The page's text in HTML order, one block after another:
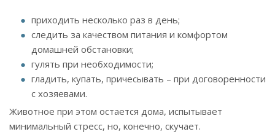
приходить несколько раз в день;
следить за качеством питания и комфортом
домашней обстановки;
гулять при необходимости;
гладить, купать, причесывать – при договоренности
с хозяевами.
Животное при этом остается дома, испытывает
минимальный стресс, но, конечно, скучает.